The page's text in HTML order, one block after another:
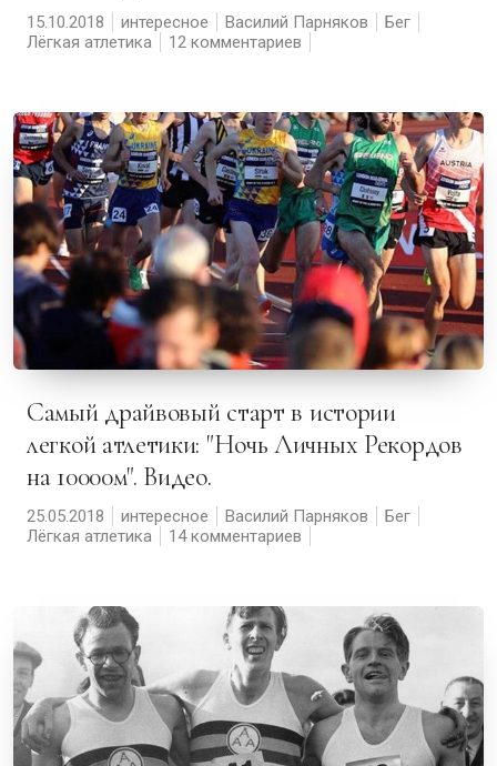
15.10.2018 интересное Василий Парняков
Бег
Лёгкая атлетика
12 комментариев
Самый драйвовый старт в истории
легкой атлетики: "Ночь Личных Рекордов
на 10000м". Видео.
25.05.2018 интересное Василий Парняков
Бег
Лёгкая атлетика
14 комментариев